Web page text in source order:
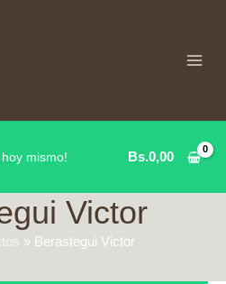
mismo! Bs.0,00
Victor
Berastegui Victor